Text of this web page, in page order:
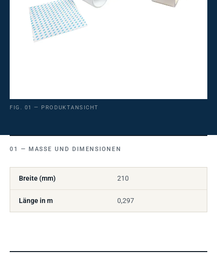
FIG. 01 — PRODUKTANSICHT
MASSE UND DIMENSIONEN
Breite (mm) 210
Länge in m 0,297